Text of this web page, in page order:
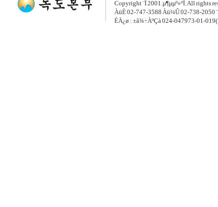
Copyright ¨Ï 2001.µ¶µµº»ºÎ. All rights
ÀüÈ­ 02-747-3588 Àü¼Û 02-738-2050
ÈÄ¿ø : ±â¾÷ÀºÇà 024-047973-01-